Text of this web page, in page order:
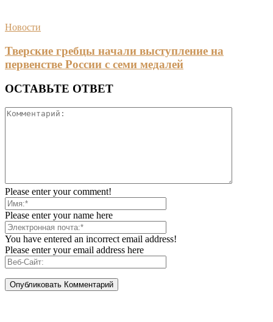
Новости
Тверские гребцы начали выступление на
первенстве России с семи медалей
ОСТАВЬТЕ ОТВЕТ
Please enter your comment!
Please enter your name here
You have entered an incorrect email address!
Please enter your email address here